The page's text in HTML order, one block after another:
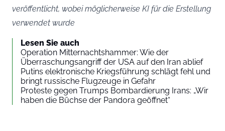
veröffentlicht, wobei möglicherweise KI für die Erstellung
verwendet wurde
Lesen Sie auch
Operation Mitternachtshammer: Wie der
Überraschungsangriff der USA auf den Iran ablief
Putins elektronische Kriegsführung schlägt fehl und
bringt russische Flugzeuge in Gefahr
Proteste gegen Trumps Bombardierung Irans: „Wir
haben die Büchse der Pandora geöffnet“